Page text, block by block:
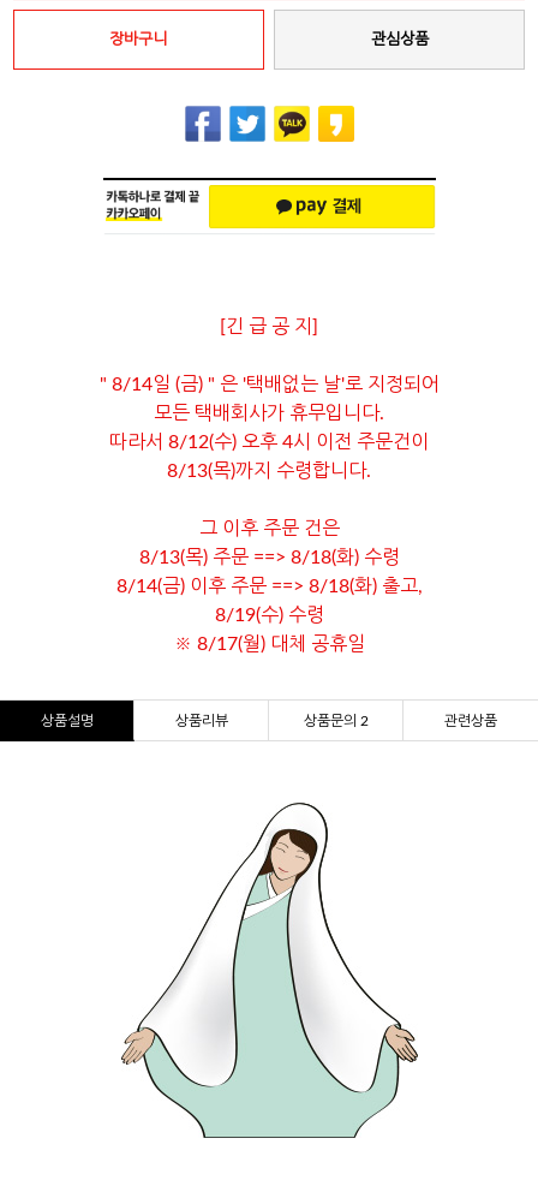
장바구니 관심상품
[긴 급 공 지]
" 8/14일 (금) " 은 '택배없는 날'로 지정되어
모든 택배회사가 휴무입니다.
따라서 8/12(수) 오후 4시 이전 주문건이
8/13(목)까지 수령합니다.
그 이후 주문 건은
8/13(목) 주문 ==> 8/18(화) 수령
8/14(금) 이후 주문 ==> 8/18(화) 출고,
8/19(수) 수령
※ 8/17(월) 대체 공휴일
상품설명 상품리뷰 상품문의 2 관련상품